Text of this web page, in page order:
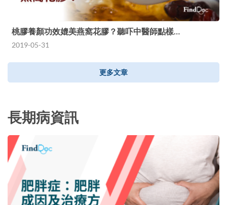
桃膠養顏功效媲美燕窩花膠？聽吓中醫師點樣…
2019-05-31
更多文章
長期病資訊